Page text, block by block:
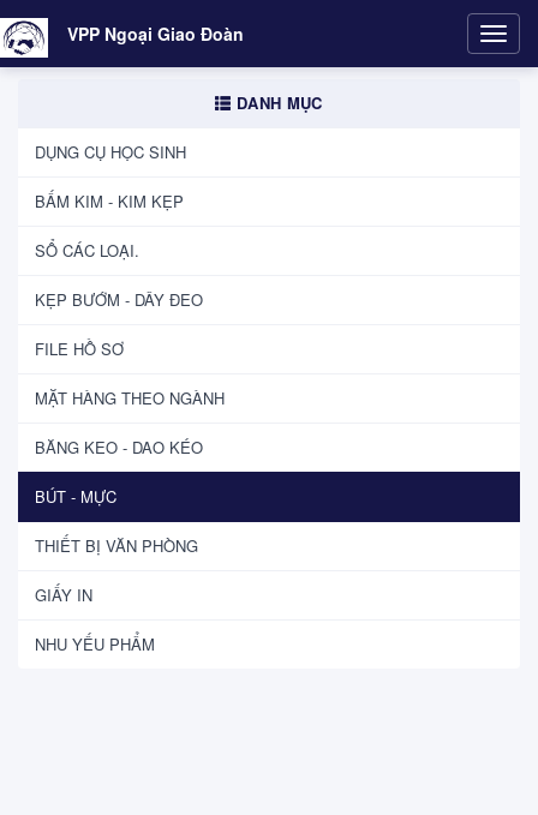
VPP Ngoại Giao Đoàn
DANH MỤC
DỤNG CỤ HỌC SINH
BẤM KIM - KIM KẸP
SỔ CÁC LOẠI.
KẸP BƯỚM - DÂY ĐEO
FILE HỒ SƠ
MẶT HÀNG THEO NGÀNH
BĂNG KEO - DAO KÉO
BÚT - MỰC
THIẾT BỊ VĂN PHÒNG
GIẤY IN
NHU YẾU PHẨM